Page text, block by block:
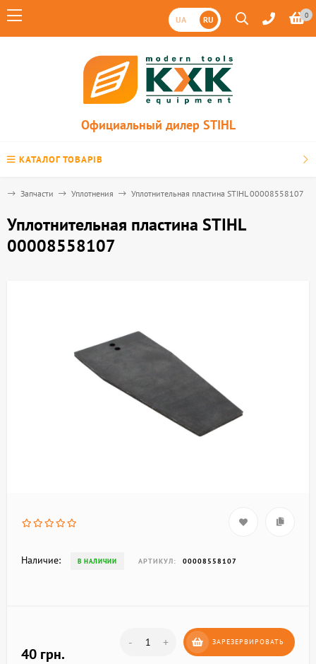
UA RU 0
Официальный дилер STIHL
КАТАЛОГ ТОВАРІВ
Запчасти Уплотнения Уплотнительная пластина STIHL 00008558107
Уплотнительная пластина STIHL
00008558107
Наличие: В НАЛИЧИИ АРТИКУЛ: 00008558107
40 грн.
- + ЗАРЕЗЕРВИРОВАТЬ